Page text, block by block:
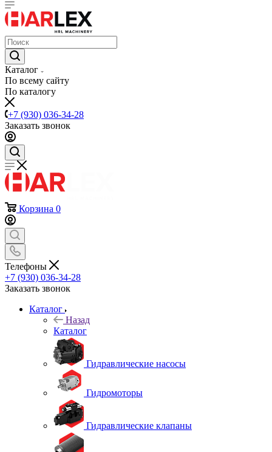
Каталог
По всему сайту
По каталогу
+7 (930) 036-34-28
Заказать звонок
Корзина 0
Телефоны
+7 (930) 036-34-28
Заказать звонок
Каталог
Назад
Каталог
Гидравлические насосы
Гидромоторы
Гидравлические клапаны